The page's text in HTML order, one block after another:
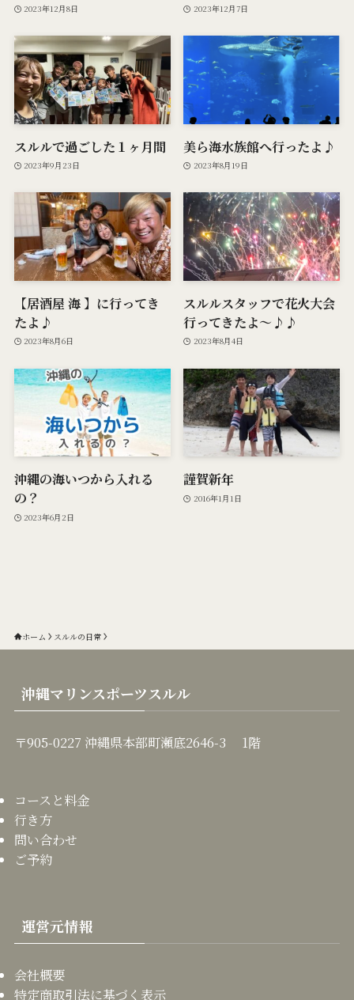
2023年12月8日 2023年12月7日
スルルで過ごした１ヶ月間
2023年9月23日
美ら海水族館へ行ったよ♪
2023年8月19日
【居酒屋 海 】に行ってき
たよ♪
2023年8月6日
スルルスタッフで花火大会
行ってきたよ〜♪♪
2023年8月4日
沖縄の海いつから入れる
の？
2023年6月2日
謹賀新年
2016年1月1日
ホーム スルルの日常
沖縄マリンスポーツスルル
〒905-0227 沖縄県本部町瀬底2646-3 1階
コースと料金
行き方
問い合わせ
ご予約
運営元情報
会社概要
特定商取引法に基づく表示